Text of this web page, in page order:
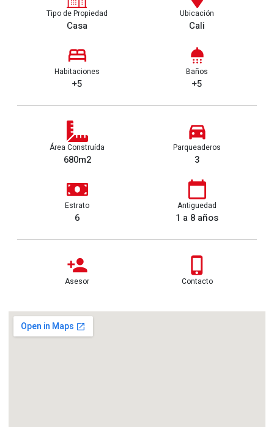
Tipo de Propiedad
Casa
Ubicación
Cali
Habitaciones
+5
Baños
+5
Área Construída
680m2
Parqueaderos
3
Estrato
6
Antiguedad
1 a 8 años
Asesor Contacto